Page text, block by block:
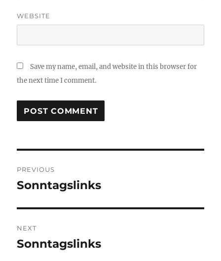
WEBSITE
Save my name, email, and website in this browser for
the next time I comment.
navigation
PREVIOUS
Previous
Sonntagslinks
NEXT
Next
Sonntagslinks